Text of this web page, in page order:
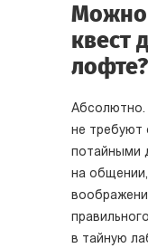
Можно
квест
лофте?
Абсолютно.
не требуют
потайными
на общении,
в тайную